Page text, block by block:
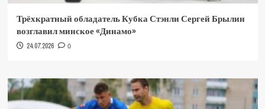
Трёхкратный обладатель Кубка Стэнли Сергей Брылин
возглавил минское «Динамо»
24.07.2026 0